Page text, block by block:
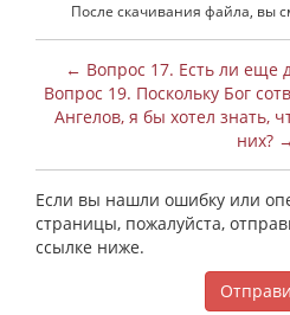
После скачивания файла, вы
← Вопрос 17. Есть ли еще
Вопрос 19. Поскольку Бог
Ангелов, я бы хотел знать,
них? →
Если вы нашли ошибку или
страницы, пожалуйста,
ссылке ниже.